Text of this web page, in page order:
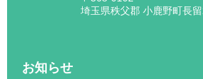
埼玉県秩父郡 小鹿野町長
お知らせ